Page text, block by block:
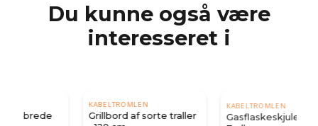
Du kunne også være
interesseret i
KABELTROMLEN
Grillbord af sorte traller
KABELTROMLEN
Gasflaskeskjuler af nye